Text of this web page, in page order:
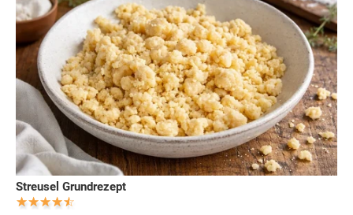
Streusel Grundrezept